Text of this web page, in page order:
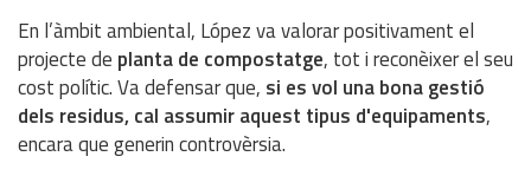
En l’àmbit ambiental, López va valorar positivament el
projecte de planta de compostatge, tot i reconèixer el seu
cost polític. Va defensar que, si es vol una bona gestió
dels residus, cal assumir aquest tipus d'equipaments,
encara que generin controvèrsia.